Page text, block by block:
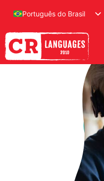
Português do Brasil